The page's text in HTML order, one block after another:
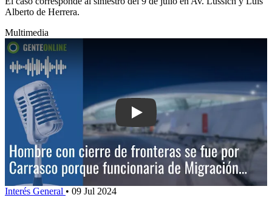
Alberto de Herrera.
Multimedia
Play: Hombre con cierre de fronteras
Interés General • 09 Jul 2024